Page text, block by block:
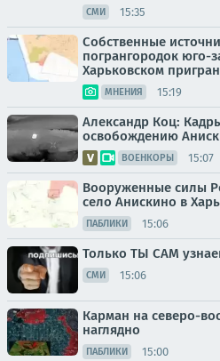
СМИ 15:35
Собственные
погрангородок юго-
Харьковском
МНЕНИЯ 15:19
Александр Коц:
освобождению
ВОЕНКОРЫ 15:07
Вооруженные силы
село Анискино в
ПАБЛИКИ 15:06
Только ТЫ САМ
СМИ 15:06
Карман на северо-
наглядно
ПАБЛИКИ 15:00